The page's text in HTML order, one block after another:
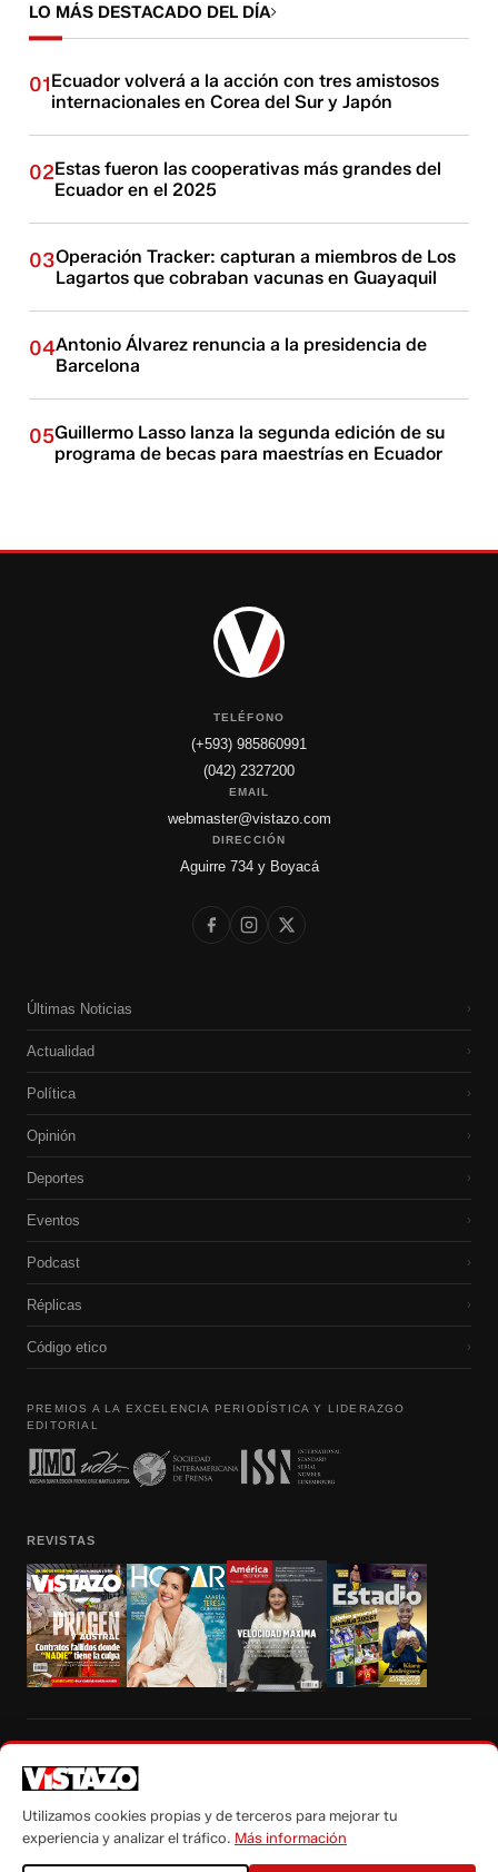
LO MÁS DESTACADO DEL DÍA
01Ecuador volverá a la acción con tres amistosos
internacionales en Corea del Sur y Japón
02Estas fueron las cooperativas más grandes del
Ecuador en el 2025
03Operación Tracker: capturan a miembros de Los
Lagartos que cobraban vacunas en Guayaquil
04Antonio Álvarez renuncia a la presidencia de
Barcelona
05Guillermo Lasso lanza la segunda edición de su
programa de becas para maestrías en Ecuador
TELÉFONO
(+593) 985860991
(042) 2327200
EMAIL
webmaster@vistazo.com
DIRECCIÓN
Aguirre 734 y Boyacá
Últimas Noticias ›
Actualidad ›
Política ›
Opinión ›
Deportes ›
Eventos ›
Podcast ›
Réplicas ›
Código etico ›
PREMIOS A LA EXCELENCIA PERIODÍSTICA Y LIDERAZGO
EDITORIAL
REVISTAS
autorización escrita de su titular, de todos los contenidos de Vistazo.com.
Utilizamos cookies propias y de terceros para mejorar tu
experiencia y analizar el tráfico. Más información